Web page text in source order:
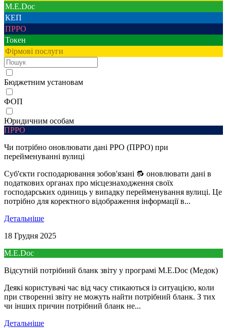
M.E.Doc
КЕП
ПРРО
Токен
Фірмові послуги
Бюджетним установам
ФОП
Юридичним особам
ПРРО
Чи потрібно оновлювати дані РРО (ПРРО) при
перейменуванні вулиці
Суб'єкти господарювання зобов'язані 🔂 оновлювати дані в
податкових органах про місцезнаходження своїх
господарських одиниць у випадку перейменування вулиці. Це
потрібно для коректного відображення інформації в...
Детальнiше
18 Грудня 2025
M.E.Doc
Відсутній потрібний бланк звіту у програмі M.E.Doc (Медок)
Деякі користувачі час від часу стикаються із ситуацією, коли
при створенні звіту не можуть найти потрібний бланк. З тих
чи інших причин потрібний бланк не...
Детальнiше